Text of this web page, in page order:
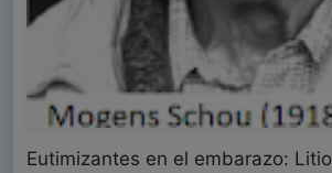
Eutimizantes en el embarazo: